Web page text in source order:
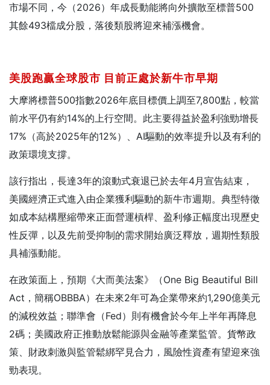
市場不同，今（2026）年成長動能將向外擴散至標普500
其餘493檔成分股，落後類股將迎來補漲機會。
美股跑贏全球股市 目前正處於新牛市早期
大摩將標普500指數2026年底目標價上調至7,800點，較當
前水平仍有約14%的上行空間。此主要得益於盈利強勁增長
17%（高於2025年的12%）、AI驅動的效率提升以及有利的
政策環境支撐。
該行指出，長達3年的滾動式衰退已於去年4月宣告結束，
美國經濟正式進入由企業獲利驅動的新牛市週期。典型特徵
如成本結構壓縮帶來正面營運槓桿、盈利修正幅度出現歷史
性反彈，以及先前受抑制的需求開始廣泛釋放，週期性類股
具補漲動能。
在政策面上，預期《大而美法案》（One Big Beautiful Bill
Act，簡稱OBBBA）在未來2年可為企業帶來約1,290億美元
的減稅效益；聯準會（Fed）則有機會於今年上半年再降息
2碼；美國政府正推動放鬆能源與金融等產業監管。貨幣政
策、財政刺激與監管鬆綁罕見合力，風險性資產有望迎來強
勁表現。